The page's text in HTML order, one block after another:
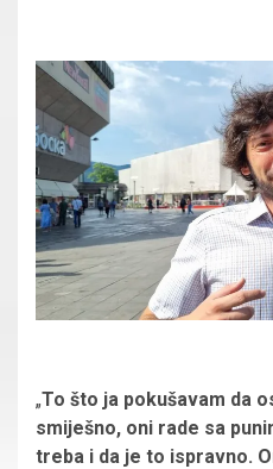
„To što ja pokušavam da
smiješno, oni rade sa
treba i da je to ispravno.